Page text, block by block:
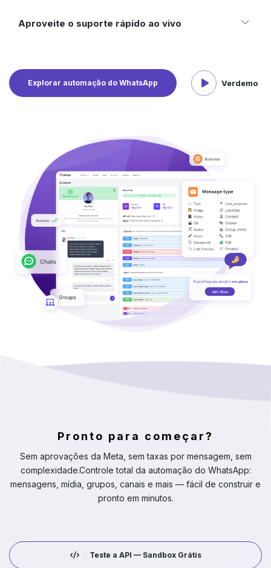
Aproveite o suporte rápido ao vivo
Explorar automação do WhatsApp Verdemo
Pronto para começar?
Sem aprovações da Meta, sem taxas por mensagem, sem
complexidade.Controle total da automação do WhatsApp:
mensagens, mídia, grupos, canais e mais — fácil de construir e
pronto em minutos.
Teste a API — Sandbox Grátis